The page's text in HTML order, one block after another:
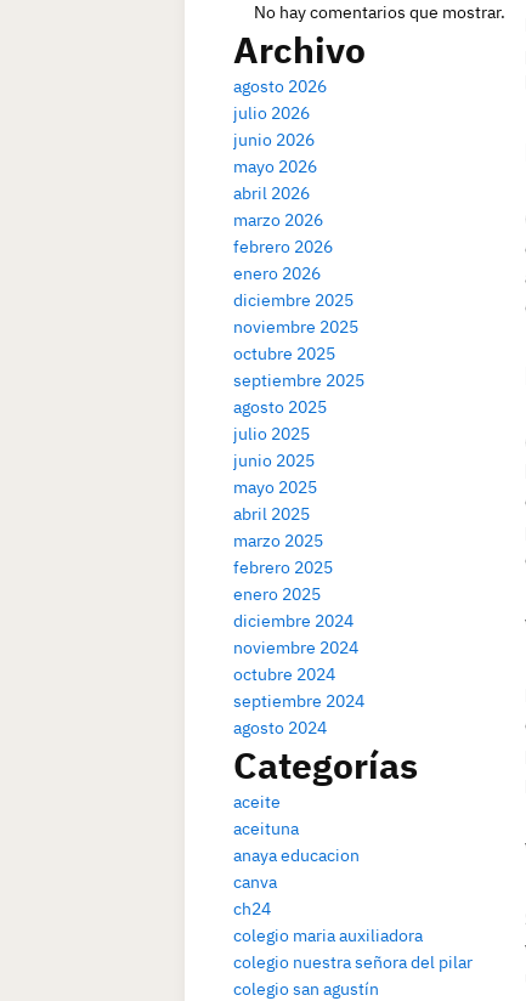
No hay comentarios que mostrar.
Archivo
agosto 2026
julio 2026
junio 2026
mayo 2026
abril 2026
marzo 2026
febrero 2026
enero 2026
diciembre 2025
noviembre 2025
octubre 2025
septiembre 2025
agosto 2025
julio 2025
junio 2025
mayo 2025
abril 2025
marzo 2025
febrero 2025
enero 2025
diciembre 2024
noviembre 2024
octubre 2024
septiembre 2024
agosto 2024
Categorías
aceite
aceituna
anaya educacion
canva
ch24
colegio maria auxiliadora
colegio nuestra señora del pilar
colegio san agustín